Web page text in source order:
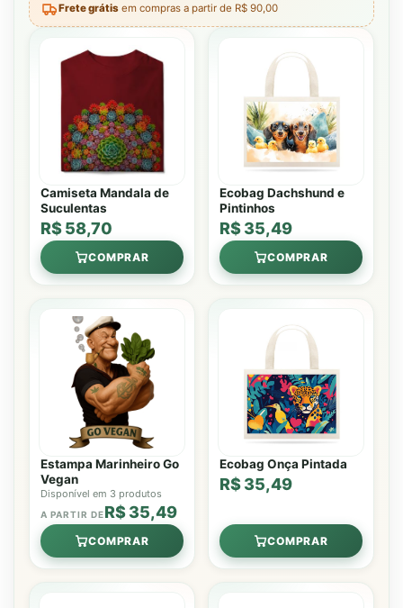
Frete grátis em compras a partir de R$ 90,00
Camiseta Mandala de
Suculentas
R$ 58,70
COMPRAR
Ecobag Dachshund e
Pintinhos
R$ 35,49
COMPRAR
Estampa Marinheiro Go
Vegan
Disponível em 3 produtos
A PARTIR DER$ 35,49
COMPRAR
Ecobag Onça Pintada
R$ 35,49
COMPRAR